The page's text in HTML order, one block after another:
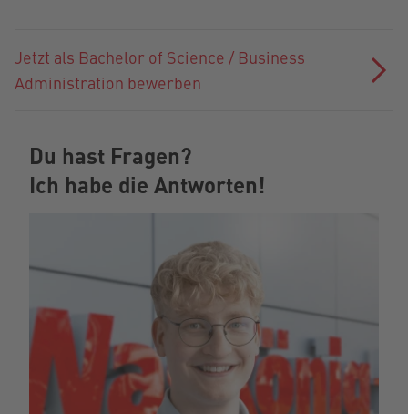
Jetzt als Bachelor of Science / Business
Administration bewerben
Du hast Fragen?
Ich habe die Antworten!